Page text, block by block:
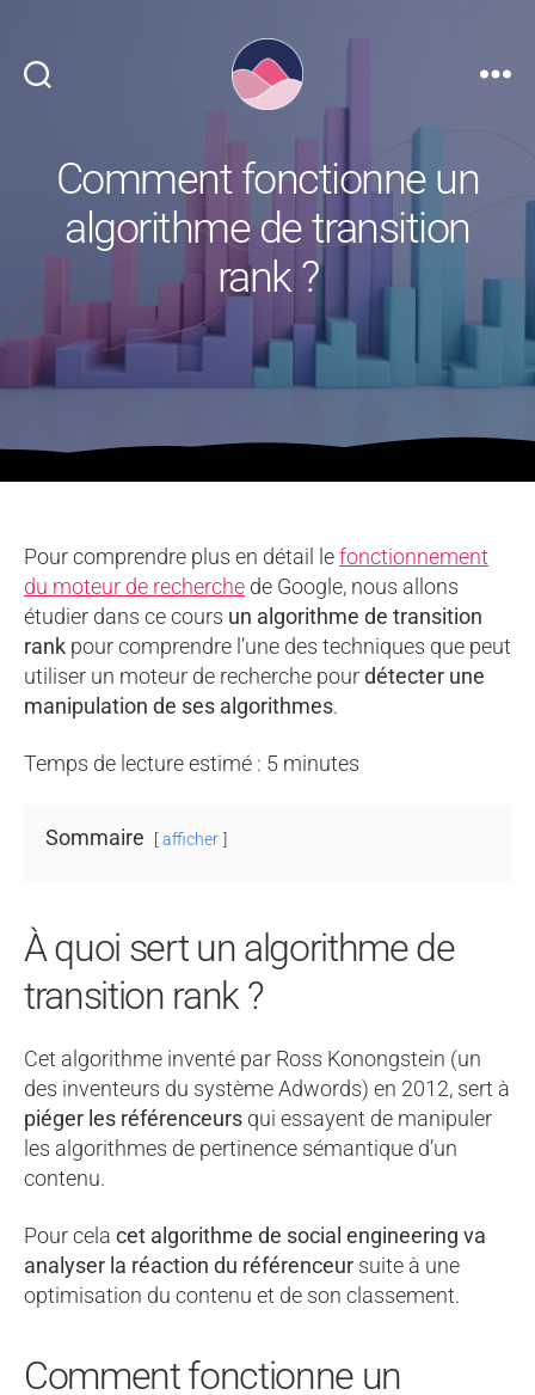
Comment fonctionne un
algorithme de transition
rank ?
Pour comprendre plus en détail lefonctionnement
du moteur de recherche de Google, nous allons
étudier dans ce cours un algorithme de transition
rank pour comprendre l’une des techniques que peut
utiliser un moteur de recherche pourdétecter une
manipulation de ses algorithmes.
Temps de lecture estimé : 5 minutes
Sommaire afficher
À quoi sert un algorithme de
transition rank ?
Cet algorithme inventé par Ross Konongstein (un
des inventeurs du système Adwords) en 2012, sert à
piéger les référenceurs qui essayent de manipuler
les algorithmes de pertinence sémantique d’un
contenu.
Pour cela cet algorithme de social engineering va
analyser la réaction du référenceur suite à une
optimisation du contenu et de son classement.
Comment fonctionne un